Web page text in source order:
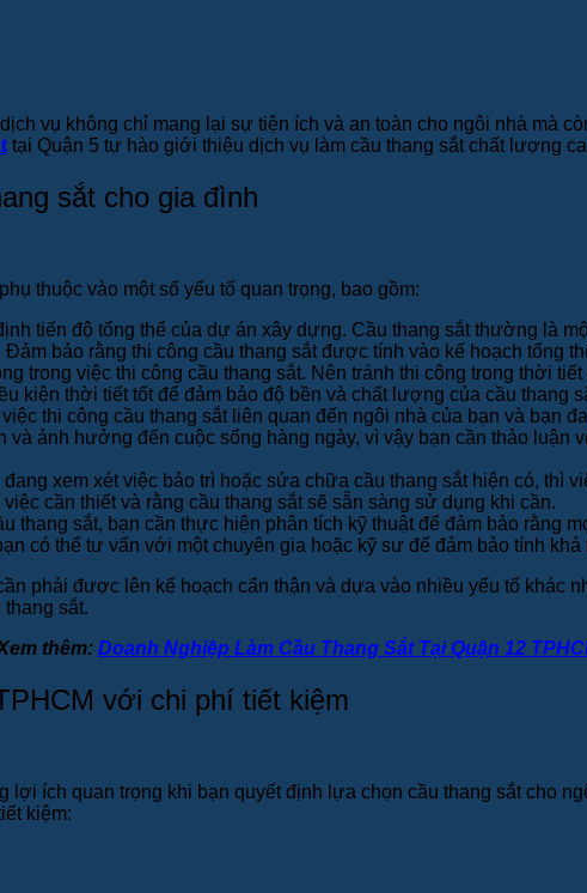
vụ không chỉ mang lại sự tiện ích và an toàn cho ngôi nhà mà
tại Quận 5 tự hào giới thiệu dịch vụ làm cầu thang sắt chất lượng
sắt cho gia đình
thuộc vào một số yếu tố quan trọng, bao gồm:
tiến độ tổng thể của dự án xây dựng. Cầu thang sắt thường là
bảo rằng thi công cầu thang sắt được tính vào kế hoạch tổng
trong việc thi công cầu thang sắt. Nên tránh thi công trong thời
kiện thời tiết tốt để đảm bảo độ bền và chất lượng của cầu thang
thi công cầu thang sắt liên quan đến ngôi nhà của bạn và bạn
và ảnh hưởng đến cuộc sống hàng ngày, vì vậy bạn cần thảo
xem xét việc bảo trì hoặc sửa chữa cầu thang sắt hiện có, thì
cần thiết và rằng cầu thang sắt sẽ sẵn sàng sử dụng khi cần.
thang sắt, bạn cần thực hiện phân tích kỹ thuật để đảm bảo rằng
có thể tư vấn với một chuyên gia hoặc kỹ sư để đảm bảo tính khả
phải được lên kế hoạch cẩn thận và dựa vào nhiều yếu tố khác
sắt.
thêm: Doanh Nghiệp Làm Cầu Thang Sắt Tại Quận 12
với chi phí tiết kiệm
lợi ích quan trọng khi bạn quyết định lựa chọn cầu thang sắt cho
kiệm: